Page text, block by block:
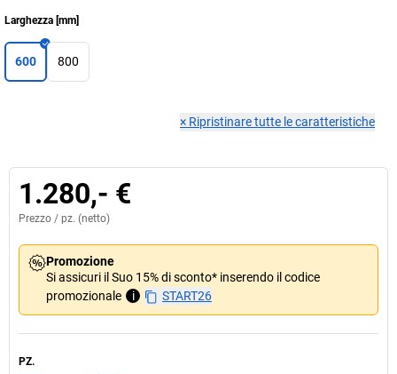
Larghezza [mm]
600 800
× Ripristinare tutte le caratteristiche
1.280,- €
Prezzo / pz. (netto)
Promozione
Si assicuri il Suo 15% di sconto* inserendo il codice
promozionale
i START26
PZ.